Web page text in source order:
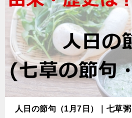
人日の節句（1月7日）｜七草